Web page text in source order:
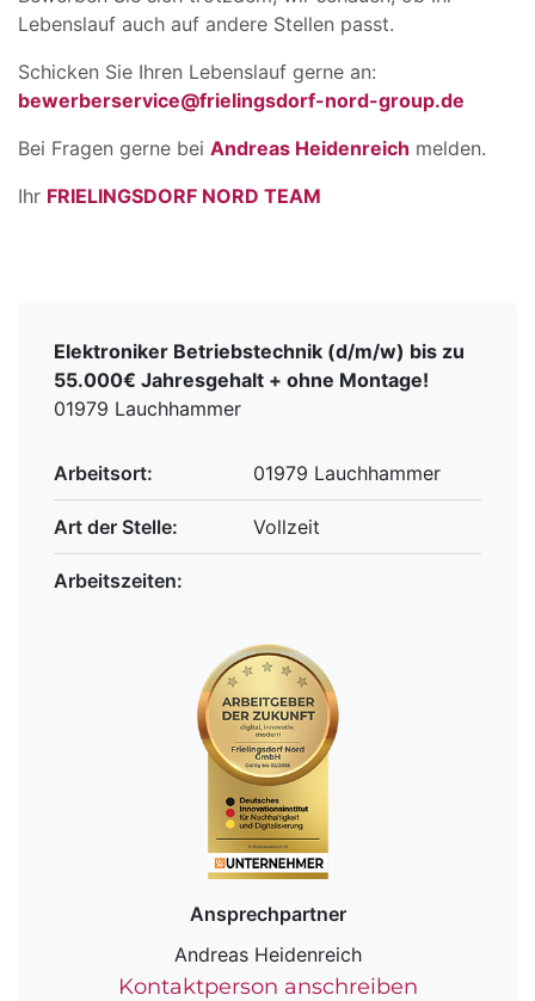
Lebenslauf auch auf andere Stellen passt.
Schicken Sie Ihren Lebenslauf gerne an:
bewerberservice@frielingsdorf-nord-group.de
Bei Fragen gerne bei Andreas Heidenreich melden.
Ihr FRIELINGSDORF NORD TEAM
Elektroniker Betriebstechnik (d/m/w) bis zu
55.000€ Jahresgehalt + ohne Montage!
01979 Lauchhammer
Arbeitsort: 01979 Lauchhammer
Art der Stelle: Vollzeit
Arbeitszeiten:
Ansprechpartner
Andreas Heidenreich
Kontaktperson anschreiben